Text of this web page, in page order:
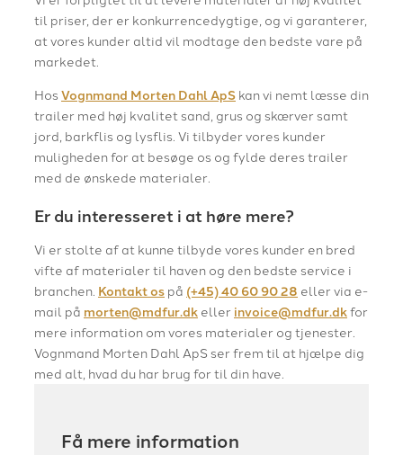
til priser, der er konkurrencedygtige, og vi garanterer,
at vores kunder altid vil modtage den bedste vare på
markedet.
Hos Vognmand Morten Dahl ApS kan vi nemt læsse din
trailer med høj kvalitet sand, grus og skærver samt
jord, barkflis og lysflis. Vi tilbyder vores kunder
muligheden for at besøge os og fylde deres trailer
med de ønskede materialer.
Er du interesseret i at høre mere?
Vi er stolte af at kunne tilbyde vores kunder en bred
vifte af materialer til haven og den bedste service i
branchen. Kontakt os på (+45) 40 60 90 28 eller via e-
mail på morten@mdfur.dk eller invoice@mdfur.dkfor
mere information om vores materialer og tjenester.
Vognmand Morten Dahl ApS ser frem til at hjælpe dig
med alt, hvad du har brug for til din have.
Få mere information